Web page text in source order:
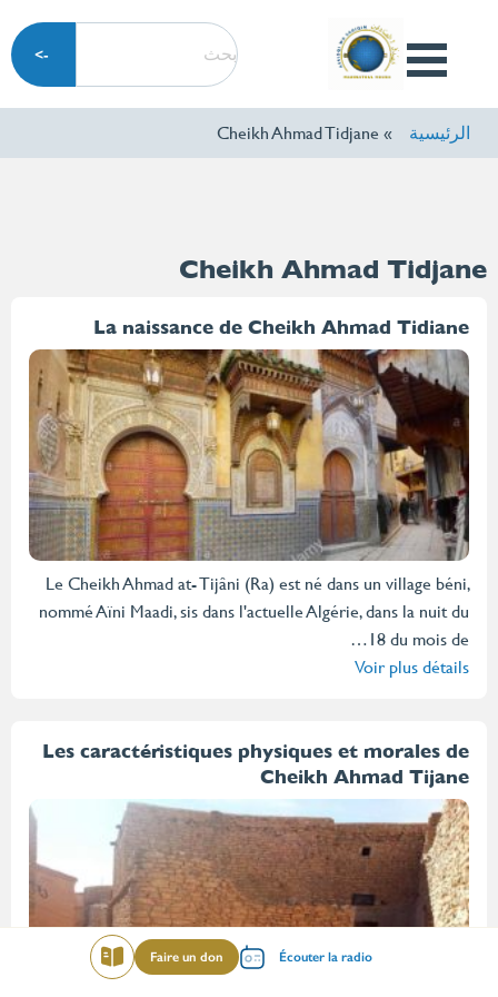
المحتوى
Open
Menu
بحث
الرئيسية
Cheikh Ahmad Tidjane
La naissance de Cheikh Ahmad Tidiane
Le Cheikh Ahmad at- Tijâni (Ra) est né dans un village béni,
nommé Aïni Maadi, sis dans l'actuelle Algérie, dans la nuit du
18 du mois de…
Voir plus détails
Les caractéristiques physiques et morales de
Cheikh Ahmad Tijane
Écouter la radio
Faire un don
Lire